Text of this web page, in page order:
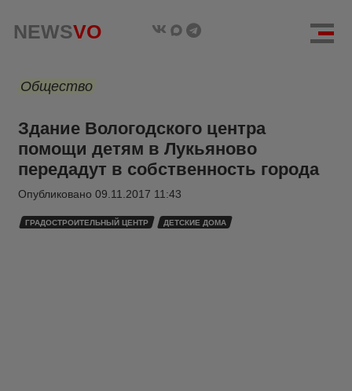
NEWSVO
Общество
Здание Вологодского центра
помощи детям в Лукьяново
передадут в собственность города
Опубликовано 09.11.2017 11:43
ГРАДОСТРОИТЕЛЬНЫЙ ЦЕНТР ДЕТСКИЕ ДОМА